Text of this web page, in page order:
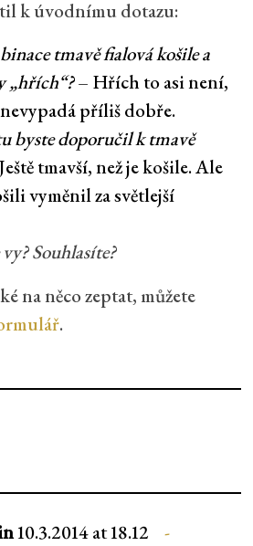
k úvodnímu dotazu:
tmavě fialová košile a
„hřích“?– Hřích to asi není,
příliš dobře.
byste doporučil k tmavě
tmavší, než je košile. Ale
vyměnil za světlejší
Souhlasíte?
na něco zeptat, můžete
.
10.3.2014 at 18.12